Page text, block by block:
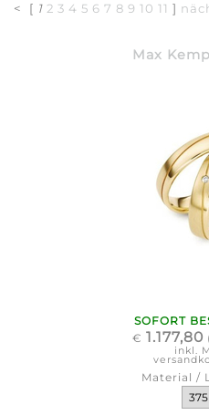
< [ 1 2 3 4 5 6 7 8 9 10 11 ]
Max
SOFORT
€ 1.177,80
inkl.
Material /